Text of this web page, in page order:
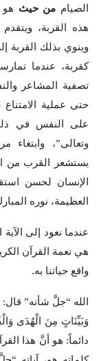
الصيام من حيث هو
هذه القربة،
وينوي بذلك القربة
كقربة، عندما
تصفية المشاعر
حتى عملية
على النفس في
وتعالى”، وابتغاء
يستشعر القرب من
الإنسان لحسن
العظيمة، نوره
عندما نعود إلى
هي نعمة القرآن
واقع حياتنا به.
الله “جلَّ شأنه”
وَبَيِّنَاتٍ مِنَ الْهُدَى
دائماً: هو أنَّ هذا